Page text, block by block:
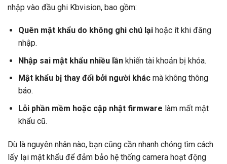
nhập vào đầu ghi Kbvision, bao gồm:
Quên mật khẩu do không ghi chú lạihoặc ít khi đăng
nhập.
Nhập sai mật khẩu nhiều lầnkhiến tài khoản bị khóa.
Mật khẩu bị thay đổi bởi người khácmà không thông
báo.
Lỗi phần mềm hoặc cập nhật firmware làm mất mật
khẩu cũ.
Dù là nguyên nhân nào, bạn cũng cần nhanh chóng tìm cách
lấy lại mật khẩu để đảm bảo hệ thống camera hoạt động